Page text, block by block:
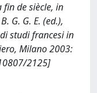
de siècle, in
G. G. E. (ed.),
studi francesi in
Milano 2003:
2125]